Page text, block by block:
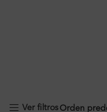
Ver filtros